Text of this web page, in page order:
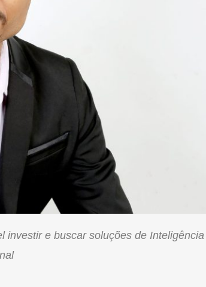
investir e buscar soluções de Inteligência